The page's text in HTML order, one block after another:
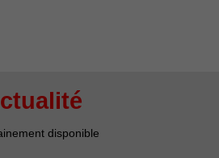
disponible